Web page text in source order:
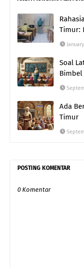
Timur:
Soal
Bimbel
Ada
Timur
POSTING KOMENTAR
0 Komentar